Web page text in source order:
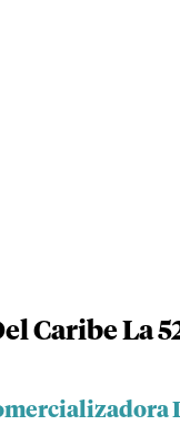
Caribe La 52